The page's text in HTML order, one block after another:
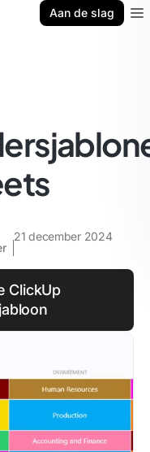
Aan de slag
21 december 2024
ClickUp